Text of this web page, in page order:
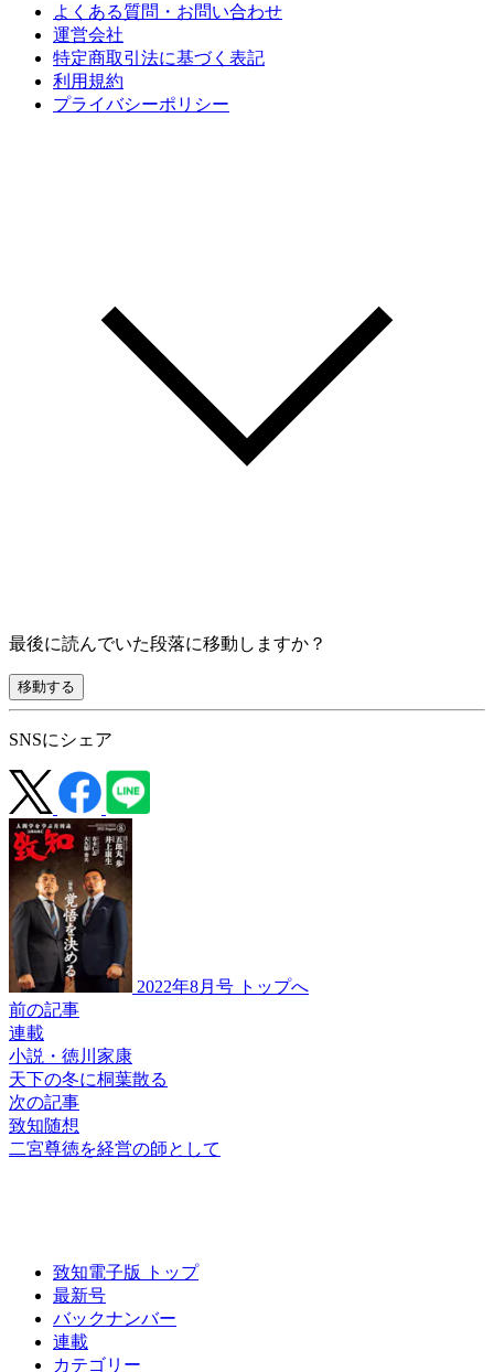
よくある質問・お問い合わせ
運営会社
特定商取引法に基づく表記
利用規約
プライバシーポリシー
最後に読んでいた段落に移動しますか？
移動する
SNSにシェア
2022年8月号 トップへ
前の記事
連載
小説・徳川家康
天下の冬に桐葉散る
次の記事
致知随想
二宮尊徳を経営の師として
致知電子版 トップ
最新号
バックナンバー
連載
カテゴリー